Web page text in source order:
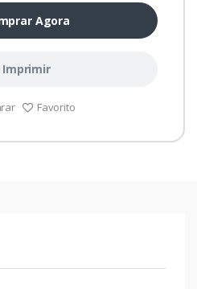
Agora
Imprimir
Favorito